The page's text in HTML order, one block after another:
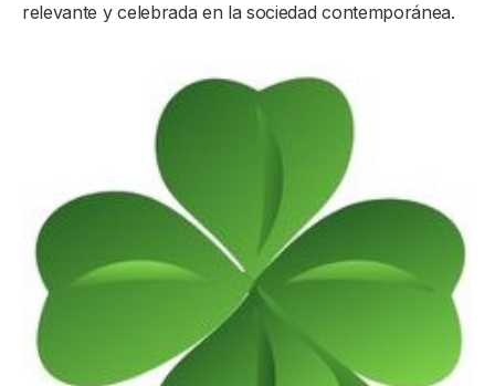
relevante y celebrada en la sociedad contemporánea.